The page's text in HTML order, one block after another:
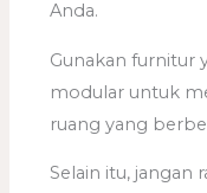
Anda.
Gunakan furnitur
modular untuk
ruang yang
Selain itu,